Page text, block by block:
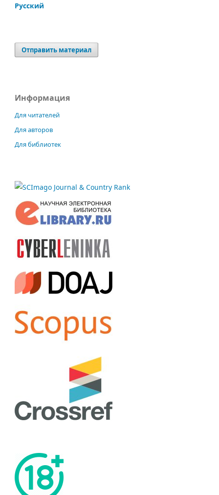
Русский
Отправить материал
Информация
Для читателей
Для авторов
Для библиотек